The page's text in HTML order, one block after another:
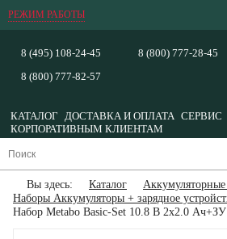
РЕЖИМ РАБОТЫ
8 (495) 108-24-45
8 (800) 777-82-57
8 (800) 777-28-45
КАТАЛОГ ДОСТАВКА И ОПЛАТА СЕРВИС
КОРПОРАТИВНЫМ КЛИЕНТАМ
Вы здесь: Каталог
Наборы Аккумуляторы + зарядное
Набор Metabo Basic-Set 10.8 В 2x2.0